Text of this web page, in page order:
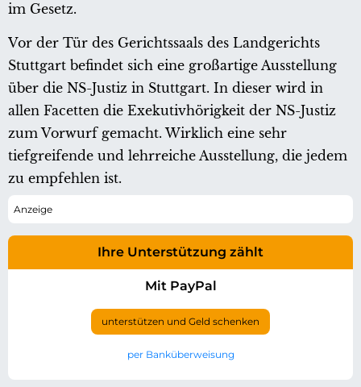
im Gesetz.
Vor der Tür des Gerichtssaals des Landgerichts
Stuttgart befindet sich eine großartige Ausstellung
über die NS-Justiz in Stuttgart. In dieser wird in
allen Facetten die Exekutivhörigkeit der NS-Justiz
zum Vorwurf gemacht. Wirklich eine sehr
tiefgreifende und lehrreiche Ausstellung, die jedem
zu empfehlen ist.
Ihre Unterstützung zählt
Mit PayPal
unterstützen und Geld schenken
per Banküberweisung